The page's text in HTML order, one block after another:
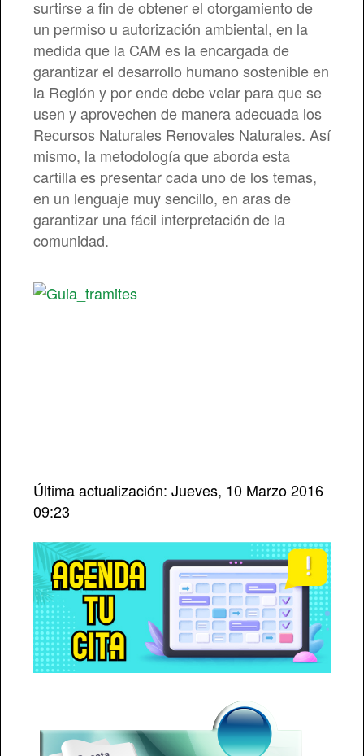
surtirse a fin de obtener el otorgamiento de
un permiso u autorización ambiental, en la
medida que la CAM es la encargada de
garantizar el desarrollo humano sostenible en
la Región y por ende debe velar para que se
usen y aprovechen de manera adecuada los
Recursos Naturales Renovales Naturales. Así
mismo, la metodología que aborda esta
cartilla es presentar cada uno de los temas,
en un lenguaje muy sencillo, en aras de
garantizar una fácil interpretación de la
comunidad.
Última actualización: Jueves, 10 Marzo 2016
09:23